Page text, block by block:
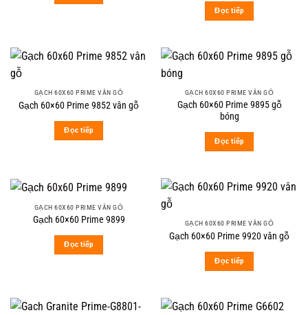
Đọc tiếp
GẠCH 60X60 PRIME VÂN GỖ
Gạch 60×60 Prime 9852 vân gỗ
Đọc tiếp
GẠCH 60X60 PRIME VÂN GỖ
Gạch 60×60 Prime 9895 gỗ
bóng
Đọc tiếp
GẠCH 60X60 PRIME VÂN GỖ
Gạch 60×60 Prime 9899
Đọc tiếp
GẠCH 60X60 PRIME VÂN GỖ
Gạch 60×60 Prime 9920 vân gỗ
Đọc tiếp